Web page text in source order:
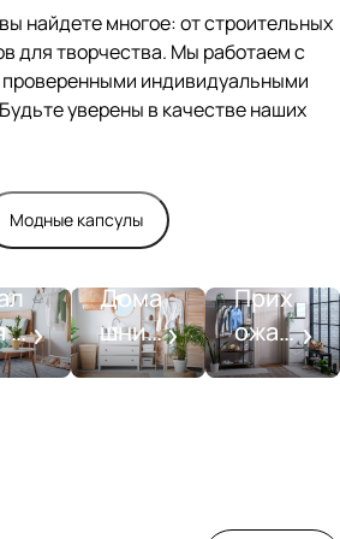
найдете многое: от строительных
для творчества. Мы работаем с
индивидуальными
уверены в качестве наших
Модные капсулы
в
Дома
шний
SPA-
Прих
ожая
со